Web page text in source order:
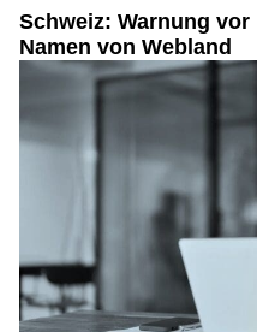
Schweiz: Warnung
Namen von Webland